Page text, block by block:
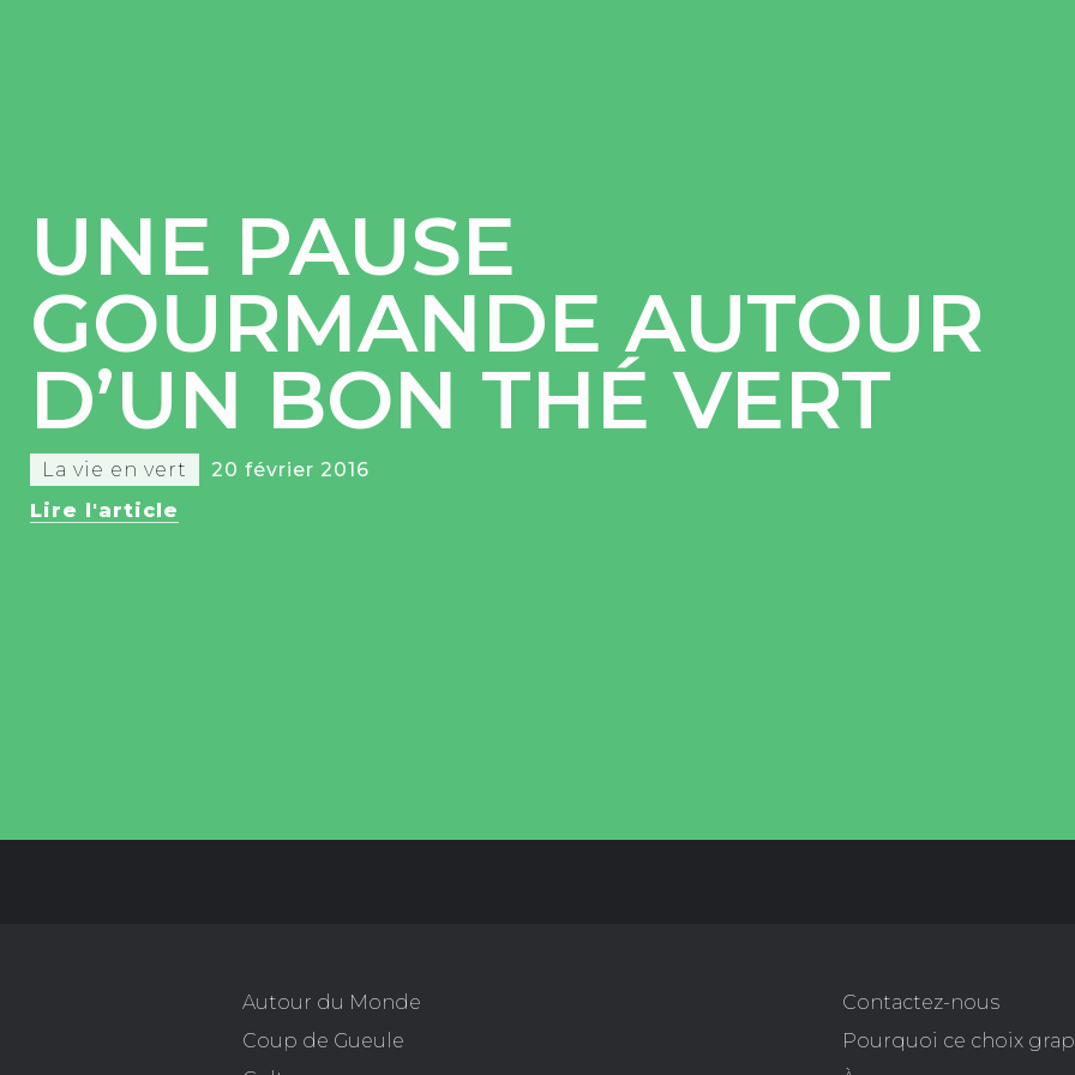
UNE PAUSE
GOURMANDE AUTOUR
D’UN BON THÉ VERT
La vie en vert
20 février 2016
Lire l'article
Autour du Monde
Coup de Gueule
Contactez-nous
Pourquoi ce choix